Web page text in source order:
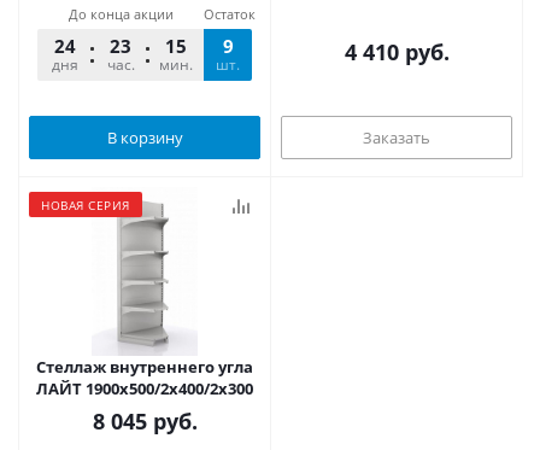
До конца акции
24
дня
23
час.
15
мин.
17
сек.
Остаток
9
шт.
В корзину
4 410руб.
Заказать
НОВАЯ СЕРИЯ
Стеллаж внутреннего угла
ЛАЙТ 1900х500/2х400/2х300
8 045руб.